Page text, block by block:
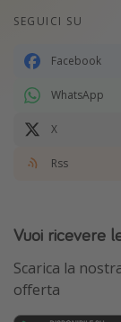
SEGUICI SU
Facebook
WhatsApp
X
Rss
Vuoi ricevere
Scarica la
offerta